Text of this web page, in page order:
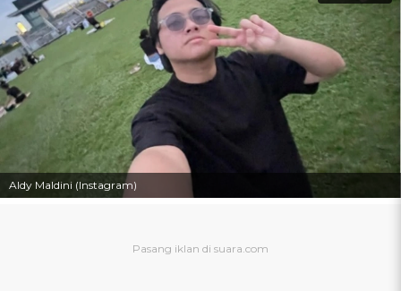
Aldy Maldini (Instagram)